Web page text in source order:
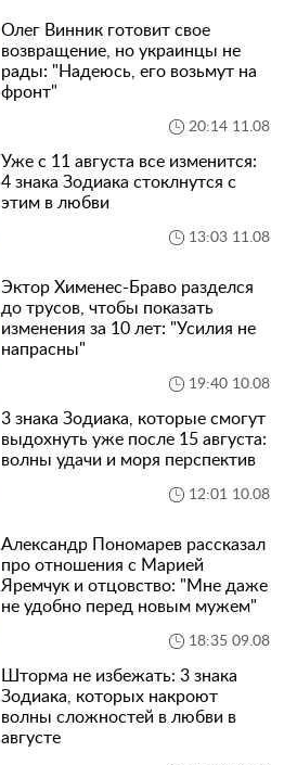
Олег Винник готовит свое
возвращение, но украинцы не
рады: "Надеюсь, его возьмут на
фронт"
20:14 11.08
Уже с 11 августа все изменится:
4 знака Зодиака стоклнутся с
этим в любви
13:03 11.08
Эктор Хименес-Браво разделся
до трусов, чтобы показать
изменения за 10 лет: "Усилия не
напрасны"
19:40 10.08
3 знака Зодиака, которые смогут
выдохнуть уже после 15 августа:
волны удачи и моря перспектив
12:01 10.08
Александр Пономарев рассказал
про отношения с Марией
Яремчук и отцовство: "Мне даже
не удобно перед новым мужем"
18:35 09.08
Шторма не избежать: 3 знака
Зодиака, которых накроют
волны сложностей в любви в
августе